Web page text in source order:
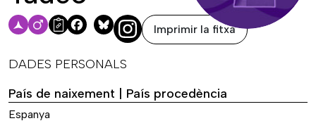
Facebook
Bluesky Imprimir la fitxa
DADES PERSONALS
País de naixement | País procedència
Espanya